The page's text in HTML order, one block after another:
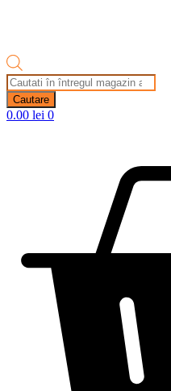
Products
search
Cautare
0.00 lei 0